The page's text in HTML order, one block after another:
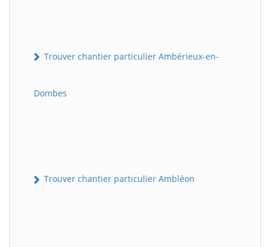
Trouver chantier particulier Ambérieux-en-
Dombes
Trouver chantier particulier Ambléon